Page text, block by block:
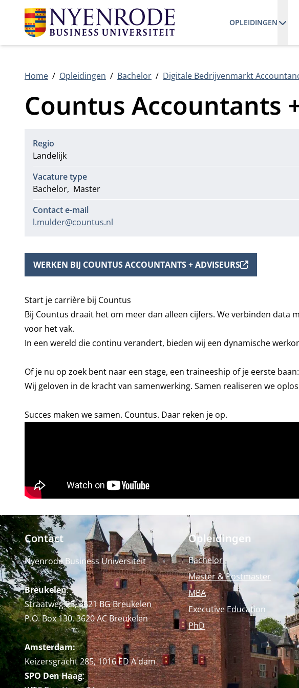
OPLEIDINGEN
Home Opleidingen Bachelor Digitale Bedrijvenmarkt
Countus Accountants
Regio
Landelijk
Vacature type
Bachelor Master
Contact e-mail
l.mulder@countus.nl
WERKEN BIJ COUNTUS ACCOUNTANTS + ADVISEURS
Start je carrière bij Countus
Bij Countus draait het om meer dan alleen cijfers. We verbinden
voor het vak.
In een wereld die continu verandert, bieden wij een dynamische
Of je nu op zoek bent naar een stage, een traineeship of je eerste
Wij geloven in de kracht van samenwerking. Samen realiseren we
Succes maken we samen. Countus. Daar reken je op.
Contact
Nyenrode Business Universiteit
Breukelen:
Straatweg 25, 3621 BG Breukelen
P.O. Box 130, 3620 AC Breukelen
Amsterdam:
Keizersgracht 285, 1016 ED A'dam
SPO Den Haag:
Opleidingen
Bachelor
Master & Postmaster
MBA
Executive Education
PhD